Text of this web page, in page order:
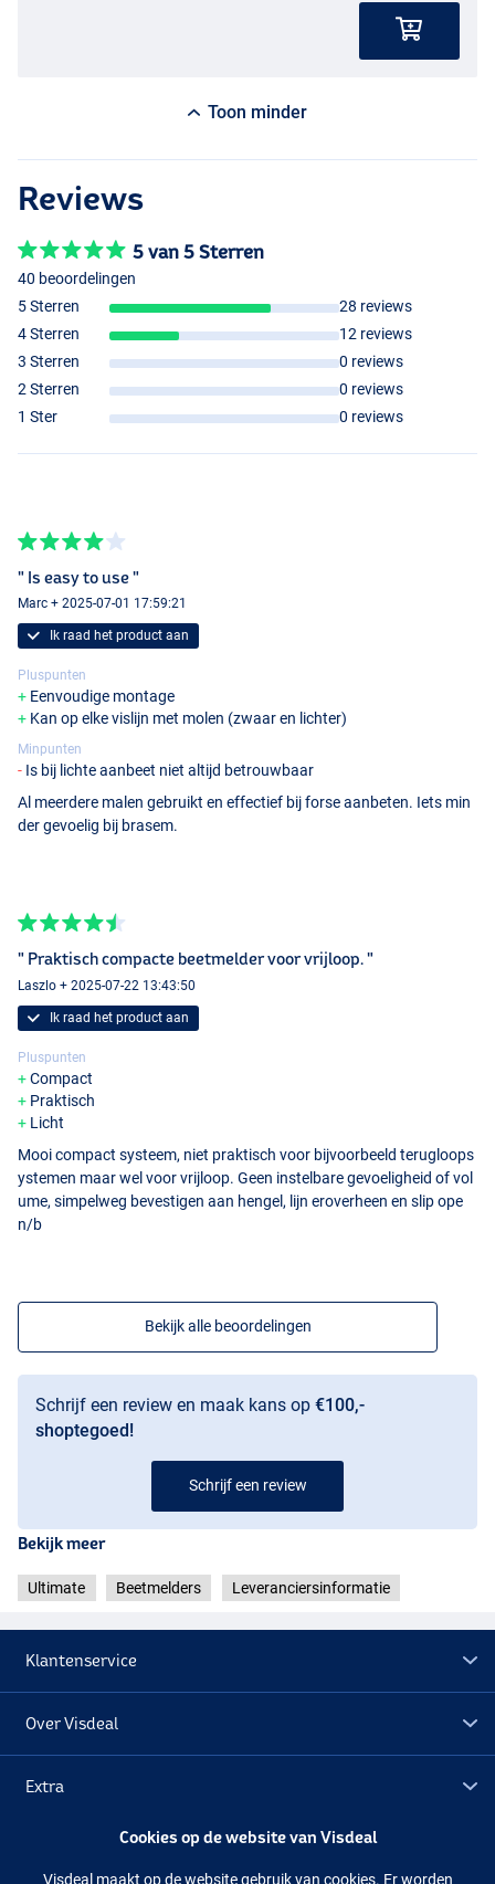
Toon minder
Reviews
5 van 5 Sterren
40 beoordelingen
5 Sterren
28 reviews
4 Sterren
12 reviews
3 Sterren
0 reviews
2 Sterren
0 reviews
1 Ster
0 reviews
" Is easy to use "
Marc + 2025-07-01 17:59:21
Ik raad het product aan
Pluspunten
Eenvoudige montage
Kan op elke vislijn met molen (zwaar en lichter)
Minpunten
Is bij lichte aanbeet niet altijd betrouwbaar
Al meerdere malen gebruikt en effectief bij forse aanbeten. Iets min
der gevoelig bij brasem.
" Praktisch compacte beetmelder voor vrijloop. "
Laszlo + 2025-07-22 13:43:50
Ik raad het product aan
Pluspunten
Compact
Praktisch
Licht
Mooi compact systeem, niet praktisch voor bijvoorbeeld terugloops
ystemen maar wel voor vrijloop. Geen instelbare gevoeligheid of vol
ume, simpelweg bevestigen aan hengel, lijn eroverheen en slip ope
n/b
Bekijk alle beoordelingen
Schrijf een review en maak kans op €100,-
shoptegoed!
Schrijf een review
Bekijk meer
Ultimate Beetmelders Leveranciersinformatie
Klantenservice
Over Visdeal
Extra
Cookies op de website van Visdeal
Visdeal maakt op de website gebruik van cookies. Er worden